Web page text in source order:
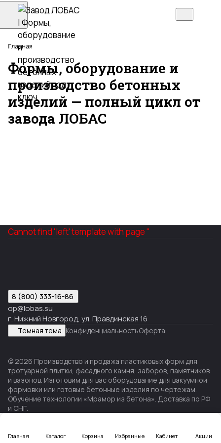
Главная
Формы, оборудование и
производство бетонных
изделий — полный цикл от
завода ЛОБАС
Главная Каталог Корзина Избранные Кабинет Акции
Cannot find 'left' template with page ''
8 (800) 333-16-86
op@lobas.su
г. Нижний Новгород, ул. Правдинская 16
Темная тема КонфиденциальностьОферта
© 2026 Производство и продажа пластиковых форм для
тротуарной плитки, фасадного камня, заборов, памятников
и вазонов. Изготовим для вас оборудование для вакуумной
формовки или готовые бетонные изделия по чертежам.
Обучение технологии «Мрамор из бетона». Доставка по РФ
и СНГ.